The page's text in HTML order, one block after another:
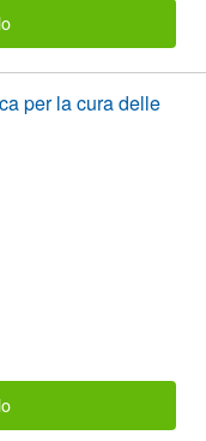
per la cura delle